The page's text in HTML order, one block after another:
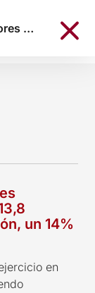
14% más
un 14%
en